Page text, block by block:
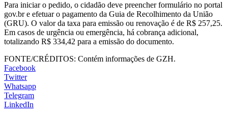
Para iniciar o pedido, o cidadão deve preencher formulário no portal
gov.br e efetuar o pagamento da Guia de Recolhimento da União
(GRU). O valor da taxa para emissão ou renovação é de R$ 257,25.
Em casos de urgência ou emergência, há cobrança adicional,
totalizando R$ 334,42 para a emissão do documento.
FONTE/CRÉDITOS: Contém informações de GZH.
Facebook
Twitter
Whatsapp
Telegram
LinkedIn